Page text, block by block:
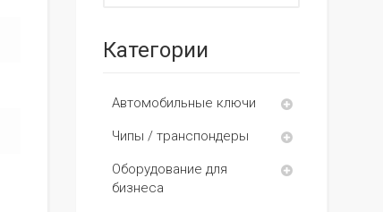
Категории
Автомобильные ключи
Чипы / транспондеры
Оборудование для
бизнеса